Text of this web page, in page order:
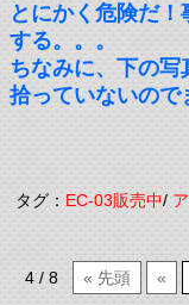
とにかく危険だ
する。。。
ちなみに、下の写
拾っていないので
タグ：EC-03販売中/
4 / 8 « 先頭 «